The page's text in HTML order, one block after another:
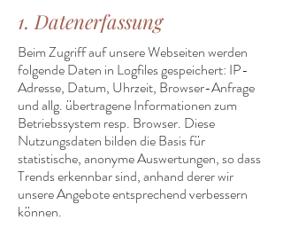
1. Datenerfassung
Beim Zugriff auf unsere Webseiten werden
folgende Daten in Logfiles gespeichert: IP-
Adresse, Datum, Uhrzeit, Browser-Anfrage
und allg. übertragene Informationen zum
Betriebssystem resp. Browser. Diese
Nutzungsdaten bilden die Basis für
statistische, anonyme Auswertungen, so dass
Trends erkennbar sind, anhand derer wir
unsere Angebote entsprechend verbessern
können.